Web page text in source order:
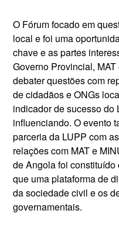
O Fórum focado em
local e foi uma
chave e as partes
Governo Provincial,
debater questões com
de cidadãos e ONGs
indicador de sucesso
influenciando. O evento
parceria da LUPP com
relações com MAT e
de Angola foi
que uma plataforma de
da sociedade civil e os
governamentais.